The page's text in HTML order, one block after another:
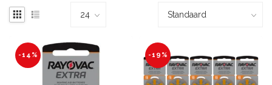
-14% -19%